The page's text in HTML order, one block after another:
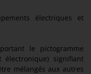
électriques et
le pictogramme
électronique) signifiant
mélangés aux autres